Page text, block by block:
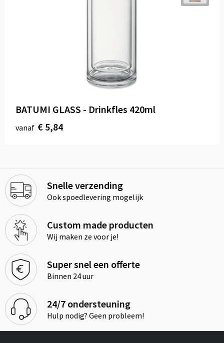
BATUMI GLASS - Drinkfles 420ml
vanaf € 5,84
Snelle verzending
Ook spoedlevering mogelijk
Custom made producten
Wij maken ze voor je!
Super snel een offerte
Binnen 24 uur
24/7 ondersteuning
Hulp nodig? Geen probleem!